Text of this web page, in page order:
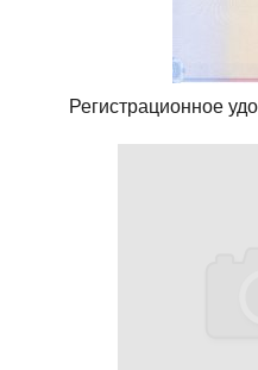
Регистрационное